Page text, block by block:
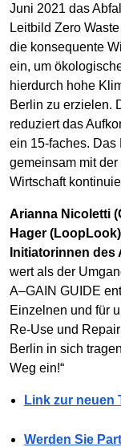
Juni 2021 das
Leitbild Zero
die konsequente
ein, um
hierdurch hohe
Berlin zu erzielen.
reduziert das
ein 15-faches. Das
gemeinsam mit
Wirtschaft
Arianna Nicoletti
Hager
Initiatorinnen des
wert als der
A–GAIN GUIDE
Einzelnen und für
Re-Use und
Berlin in sich
Weg ein!“
Link zur neuen
Werden Sie